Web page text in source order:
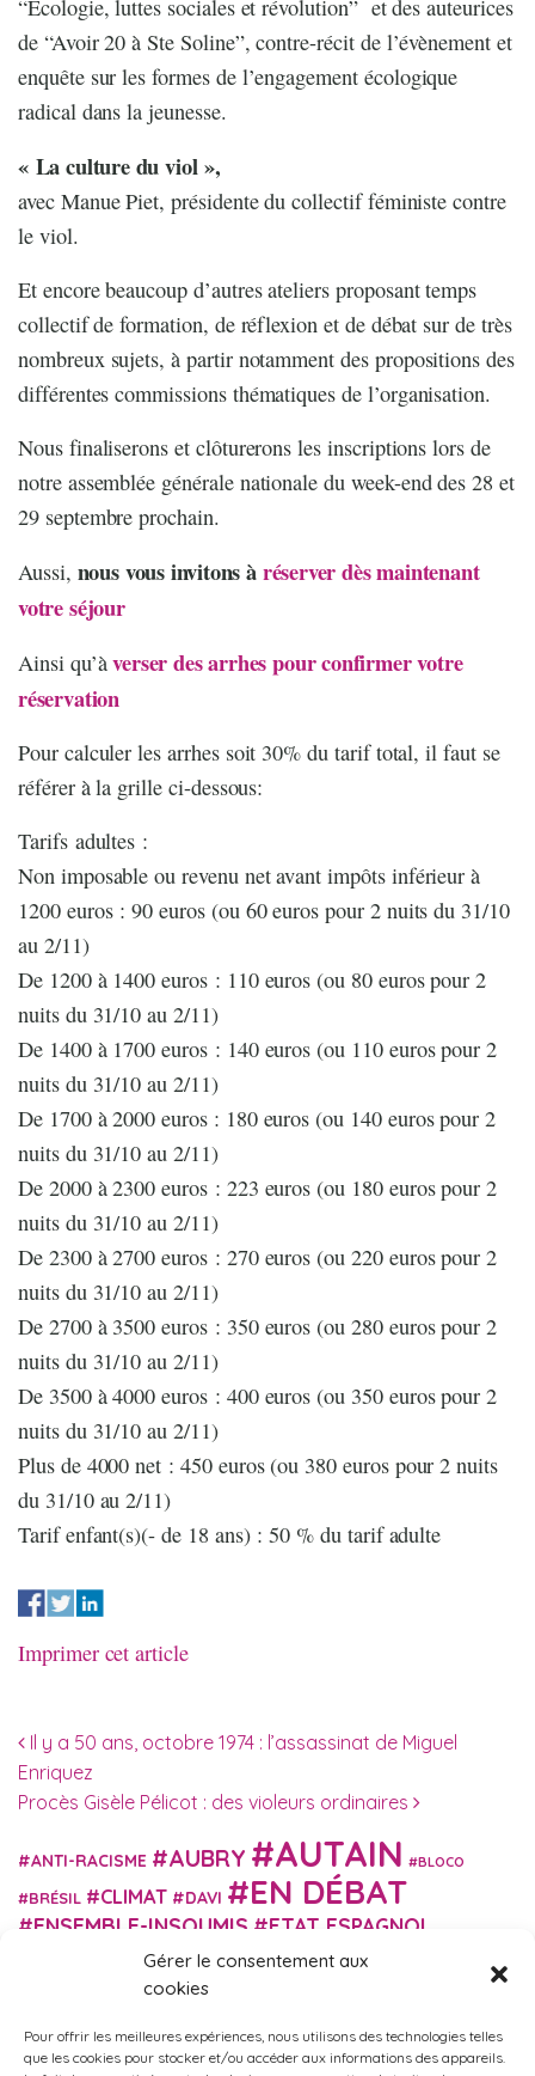
Gérer le consentement aux
cookies
Pour offrir les meilleures expériences, nous utilisons des technologies telles
que les cookies pour stocker et/ou accéder aux informations des appareils.
“Ecologie, luttes sociales et révolution” et des auteurices
de “Avoir 20 à Ste Soline”, contre-récit de l’évènement et
enquête sur les formes de l’engagement écologique
radical dans la jeunesse.
« La culture du viol »,
avec Manue Piet, présidente du collectif féministe contre
le viol.
Et encore beaucoup d’autres ateliers proposant temps
collectif de formation, de réflexion et de débat sur de très
nombreux sujets, à partir notamment des propositions des
différentes commissions thématiques de l’organisation.
Nous finaliserons et clôturerons les inscriptions lors de
notre assemblée générale nationale du week-end des 28 et
29 septembre prochain.
Aussi, nous vous invitons àréserver dès maintenant
votre séjour
Ainsi qu’àverser des arrhes pour confirmer votre
réservation
Pour calculer les arrhes soit 30% du tarif total, il faut se
référer à la grille ci-dessous:
Tarifs adultes :
Non imposable ou revenu net avant impôts inférieur à
1200 euros : 90 euros (ou 60 euros pour 2 nuits du 31/10
au 2/11)
De 1200 à 1400 euros : 110 euros (ou 80 euros pour 2
nuits du 31/10 au 2/11)
De 1400 à 1700 euros : 140 euros (ou 110 euros pour 2
nuits du 31/10 au 2/11)
De 1700 à 2000 euros : 180 euros (ou 140 euros pour 2
nuits du 31/10 au 2/11)
De 2000 à 2300 euros : 223 euros (ou 180 euros pour 2
nuits du 31/10 au 2/11)
De 2300 à 2700 euros : 270 euros (ou 220 euros pour 2
nuits du 31/10 au 2/11)
De 2700 à 3500 euros : 350 euros (ou 280 euros pour 2
nuits du 31/10 au 2/11)
De 3500 à 4000 euros : 400 euros (ou 350 euros pour 2
nuits du 31/10 au 2/11)
Plus de 4000 net : 450 euros (ou 380 euros pour 2 nuits
du 31/10 au 2/11)
Tarif enfant(s)(- de 18 ans) : 50 % du tarif adulte
Imprimer cet article
Navigation des articles
Il y a 50 ans, octobre 1974 : l’assassinat de Miguel
Enriquez
Procès Gisèle Pélicot : des violeurs ordinaires
ANTI-RACISME AUBRY AUTAIN BLOCO
BRÉSIL CLIMAT DAVI EN DÉBAT
ENSEMBLE-INSOUMIS ETAT ESPAGNOL
EUROPE EXTRÊME DROITE FASCISME
FRANCE INSOUMISE
HISTOIRE IMMIGRATION ISRAËL PALESTINE ITALIE